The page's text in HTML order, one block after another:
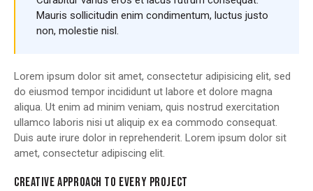
Mauris sollicitudin enim condimentum, luctus justo
non, molestie nisl.
Lorem ipsum dolor sit amet, consectetur adipisicing elit, sed
do eiusmod tempor incididunt ut labore et dolore magna
aliqua. Ut enim ad minim veniam, quis nostrud exercitation
ullamco laboris nisi ut aliquip ex ea commodo consequat.
Duis aute irure dolor in reprehenderit. Lorem ipsum dolor sit
amet, consectetur adipiscing elit.
CREATIVE APPROACH TO EVERY PROJECT